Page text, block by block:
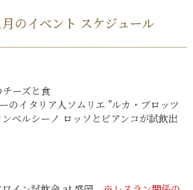
のイベント スケジュール
ーズと食
のイタリア人ソムリエ "ルカ・ブロッツ
ベルシーノ ロッソとビアンコが試飲出